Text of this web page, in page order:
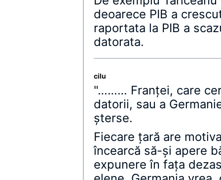
deoarece PIB a
raportata la PIB a
datorata.
cilu
"……… Franţei, care
datorii, sau a
şterse.
Fiecare ţară are
încearcă să-şi apere
expunere în faţa